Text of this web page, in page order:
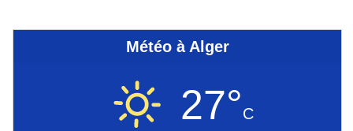
Météo à Alger
27°C